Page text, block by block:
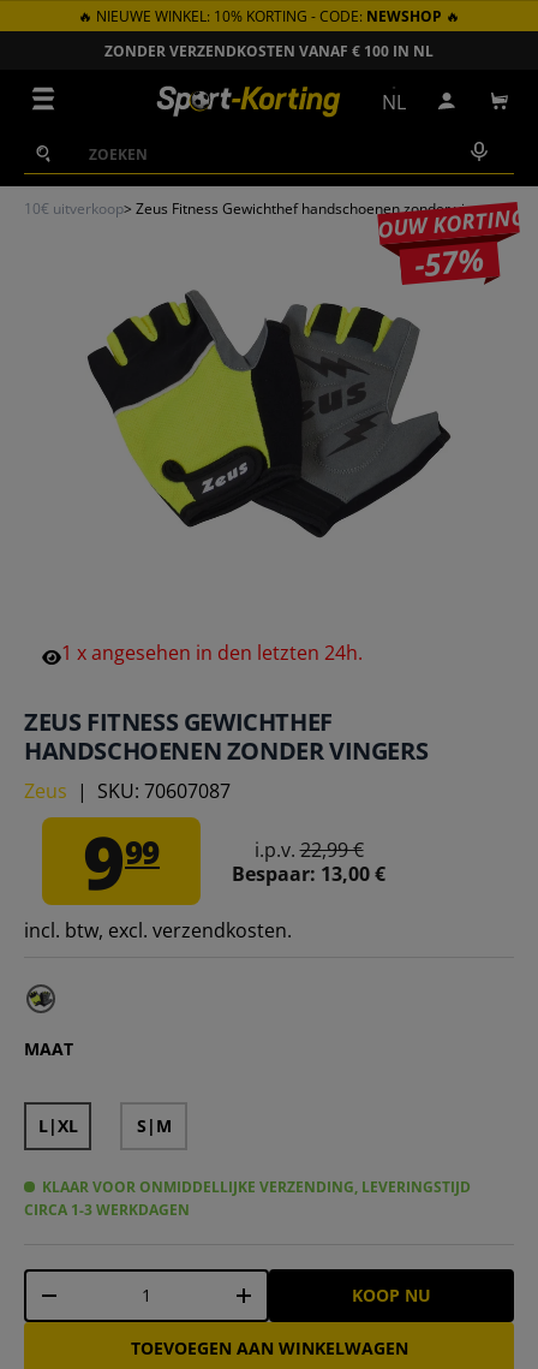
GA NAAR INHOUD
🔥 NIEUWE WINKEL: 10% KORTING - CODE: NEWSHOP 🔥
ZONDER VERZENDKOSTEN VANAF € 100 IN NL
Zoeken
Zoeken
NL Inloggen
10€ uitverkoop> Zeus Fitness Gewichthef handschoenen zonder vingers
JOUW KORTING
-57%
1 xangesehen in den letzten 24h.
ZEUS FITNESS GEWICHTHEF
HANDSCHOENEN ZONDER VINGERS
Zeus | SKU: 70607087
999 i.p.v.22,99 €
Bespaar: 13,00 €
incl. btw, excl. verzendkosten.
MAAT
L|XL S|M
KLAAR VOOR ONMIDDELLIJKE VERZENDING, LEVERINGSTIJD
CIRCA 1-3 WERKDAGEN
Aantal
-
+ KOOP NU
TOEVOEGEN AAN WINKELWAGEN